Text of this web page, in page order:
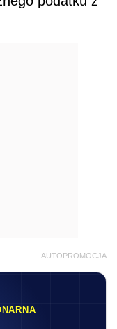
AUTOPROMOCJA